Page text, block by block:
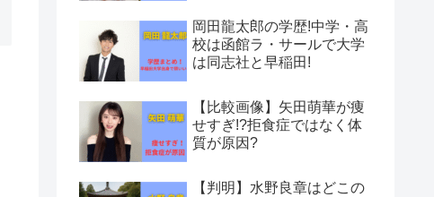
岡田龍太郎の学歴!中学・高
校は函館ラ・サールで大学
は同志社と早稲田!
【比較画像】矢田萌華が痩
せすぎ!?拒食症ではなく体
質が原因?
【判明】水野良章はどこの